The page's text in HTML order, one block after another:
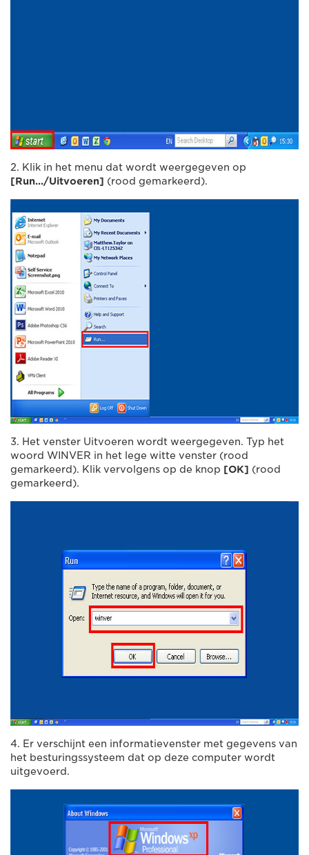
2. Klik in het menu dat wordt weergegeven op
[Run.../Uitvoeren] (rood gemarkeerd).
3. Het venster Uitvoeren wordt weergegeven. Typ het
woord WINVER in het lege witte venster (rood
gemarkeerd). Klik vervolgens op de knop [OK] (rood
gemarkeerd).
4. Er verschijnt een informatievenster met gegevens van
het besturingssysteem dat op deze computer wordt
uitgevoerd.